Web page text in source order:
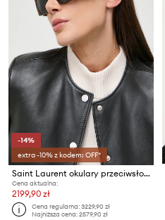
-14%
extra -10% z kodem: OFF*
Saint Laurent okulary przeciwsłoneczne BLAZE
Cena aktualna:
2199,90 zł
Cena regularna:3229,90 zł
Najniższa cena:2579,90 zł